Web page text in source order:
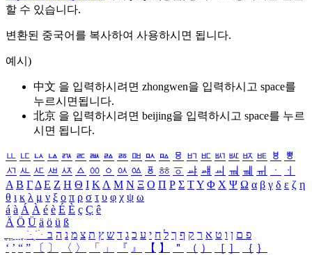
할 수 있습니다.
변환된 중국어를 복사하여 사용하시면 됩니다.
예시)
中文 을 입력하시려면 zhongwen을 입력하시고 space를
누르시면됩니다.
北京 을 입력하시려면 beijing을 입력하시고 space를 누르
시면 됩니다.
ㅥ ㅦ ㅧ ㅨ ㅩ ㅪ ㅫ ㅬ ㅭ ㅮ ㅯ ㅰ ㅱ ㅲ ㅳ ㅴ ㅵ ㅶ ㅷ ㅸ
ㅹ
ㅺ ㅻ ㅼ ㅽ ㅾ ㅿ ㆀ ㆁ ㆂ ㆃ ㆄ ㆅ ㆆ ㆇ ㆈ ㆉ ㆊ ㆋ ㆌ ㆍ
ㆎ
Α Β ΓΔ Ε Ζ Η Θ Ι ΚΛ Μ Ν Ξ Ο Π Ρ Σ ΤΥ Φ Χ Ψ Ω α β γ δ ε ζ η
θ ι κ λ μ ν ξ ο π ρ σ τ υ φ χ ψ ω
á à Á À é è É È ç Ç ê
Ä Ö Ü ä ö ü ß
ִֶֹ ֻּ ׁׂ פ ם ן ו ט א ר ק ף ך ל ח י ע כ ג ד ש ץ ת צ מ נ ה ב
‘ ’ “ ” 〔 〕 〈 〉 「 」 『 』 【 】 ＂ （ ） ［ ］ ｛ ｝